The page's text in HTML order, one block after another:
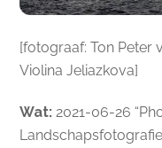
[fotograaf: Ton Peter
Violina Jeliazkova]
Wat: 2021-06-26